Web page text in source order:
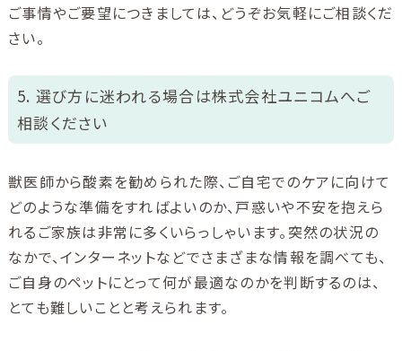
ご事情やご要望につきましては、どうぞお気軽にご相談くだ
さい。
5. 選び方に迷われる場合は株式会社ユニコムへご
相談ください
獣医師から酸素を勧められた際、ご自宅でのケアに向けて
どのような準備をすればよいのか、戸惑いや不安を抱えら
れるご家族は非常に多くいらっしゃいます。突然の状況の
なかで、インターネットなどでさまざまな情報を調べても、
ご自身のペットにとって何が最適なのかを判断するのは、
とても難しいことと考えられます。